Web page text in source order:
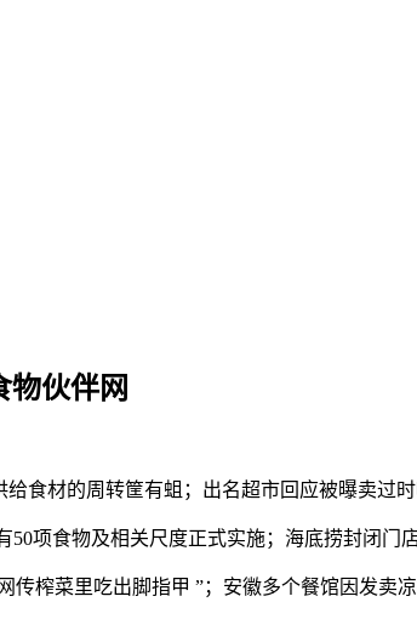
物伙伴网
材的周转筐有蛆；出名超市回应被曝卖过时
项食物及相关尺度正式实施；海底捞封闭门店
榨菜里吃出脚指甲 ”；安徽多个餐馆因发卖凉